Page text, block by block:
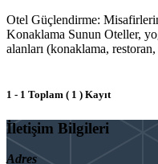
Otel Güçlendirme:
Konaklama Sunun Oteller,
alanları (konaklama,
1 - 1 Toplam ( 1 ) Kayıt
İletişim Bilgileri
Adres